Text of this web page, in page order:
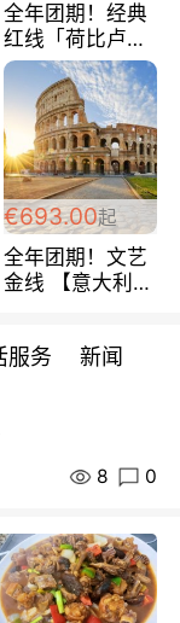
全年团期！经典
红线「荷比卢德
法」七天循环 五
国 仅售99欧/人/
天！巴黎上下！
包拼房~
€693.00起
全年团期！文艺
金线 【意大利一
每周铁发！
服务 新闻
8 0